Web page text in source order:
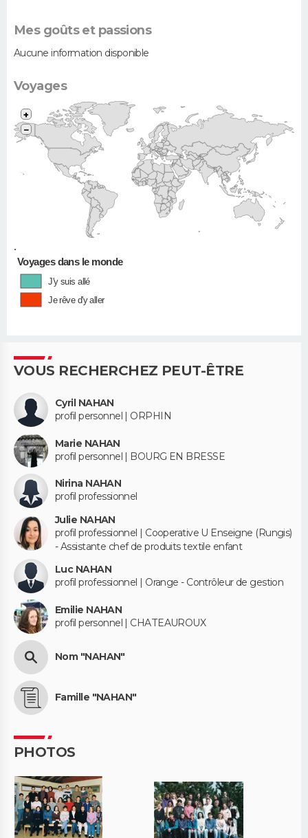
Mes goûts et passions
Aucune information disponible
Voyages
•
+
−
Voyages dans le monde
J'y suis allé
Je rêve d'y aller
VOUS RECHERCHEZ PEUT-ÊTRE
Cyril NAHAN
profil personnel | ORPHIN
Marie NAHAN
profil personnel | BOURG EN BRESSE
Nirina NAHAN
profil professionnel
Julie NAHAN
profil professionnel | Cooperative U Enseigne (Rungis)
- Assistante chef de produits textile enfant
Luc NAHAN
profil professionnel | Orange - Contrôleur de gestion
Emilie NAHAN
profil personnel | CHATEAUROUX
Nom "NAHAN"
Famille "NAHAN"
PHOTOS